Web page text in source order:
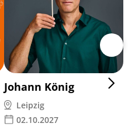
Johann König
Leipzig
02.10.2027